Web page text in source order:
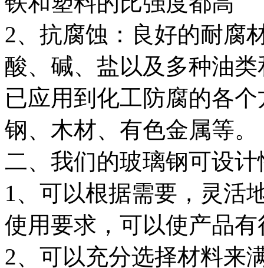
2、抗腐蚀：良好的耐腐
酸、碱、盐以及多种油
已应用到化工防腐的各
钢、木材、有色金属等。
二、我们的玻璃钢可设计
1、可以根据需要，灵活
使用要求，可以使产品
2、可以充分选择材料来